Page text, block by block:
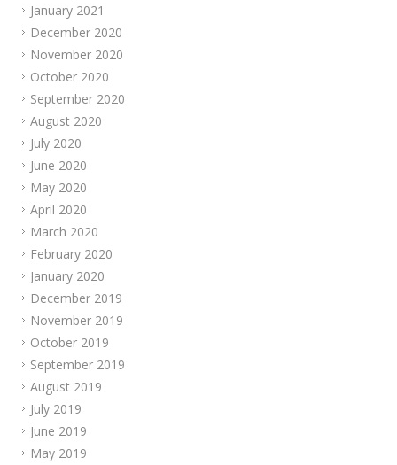
January 2021
December 2020
November 2020
October 2020
September 2020
August 2020
July 2020
June 2020
May 2020
April 2020
March 2020
February 2020
January 2020
December 2019
November 2019
October 2019
September 2019
August 2019
July 2019
June 2019
May 2019